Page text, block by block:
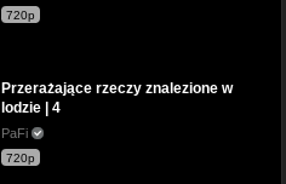
720p
Przerażające rzeczy znalezione w
lodzie | 4
PaFi
720p